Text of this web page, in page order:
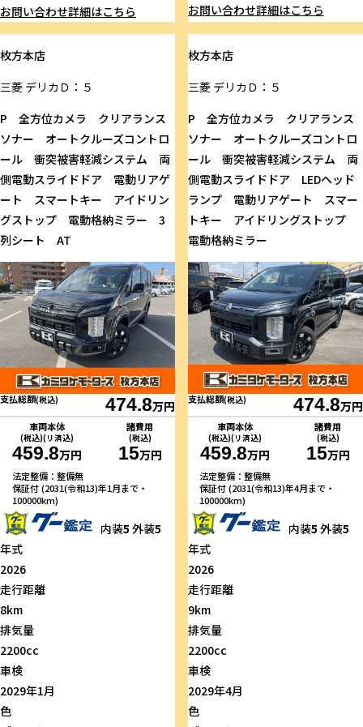
お問い合わせ詳細はこちら
お問い合わせ詳細はこちら
枚方本店
三菱 デリカＤ：５
P 全方位カメラ クリアランス
ソナー オートクルーズコントロ
ール 衝突被害軽減システム 両
側電動スライドドア 電動リアゲ
ート スマートキー アイドリン
グストップ 電動格納ミラー 3
列シート AT
支払総額(税込) 474.8万円
車両本体
(税込)(リ済込)
459.8万円
諸費用
(税込)
15万円
法定整備：整備無
保証付 (2031(令和13)年1月まで・
100000km)
内装5 外装5
年式
2026
走行距離
8km
排気量
2200cc
車検
2029年1月
色
枚方本店
三菱デリカＤ：５
P 全方位カメラ クリアランス
ソナー オートクルーズコントロ
ール 衝突被害軽減システム 両
側電動スライドドア LEDヘッド
ランプ 電動リアゲート スマー
トキー アイドリングストップ
電動格納ミラー
支払総額(税込) 474.8万円
車両本体
(税込)(リ済込)
459.8万円
諸費用
(税込)
15万円
法定整備：整備無
保証付 (2031(令和13)年4月まで・
100000km)
内装5 外装5
年式
2026
走行距離
9km
排気量
2200cc
車検
2029年4月
色